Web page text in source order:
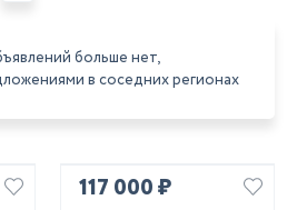
больше нет,
в соседних регионах
117 000 ₽